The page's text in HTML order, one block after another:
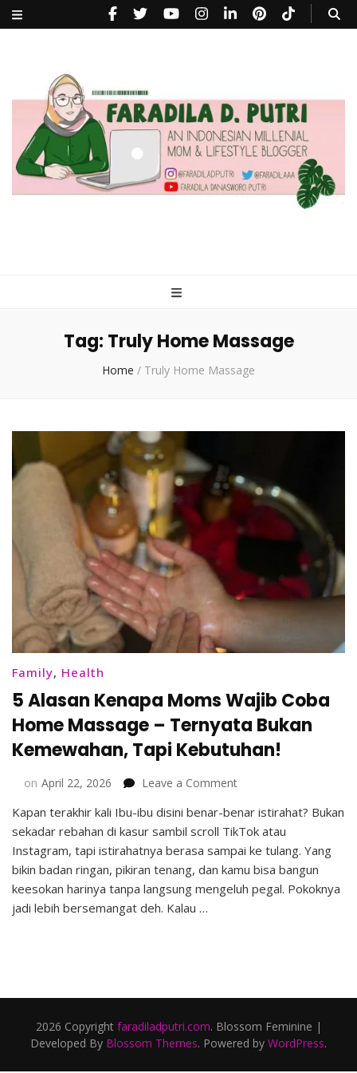
Tag: Truly Home Massage
Home / Truly Home Massage
Family, Health
5 Alasan Kenapa Moms Wajib Coba
Home Massage – Ternyata Bukan
Kemewahan, Tapi Kebutuhan!
on April 22, 2026 Leave a Commenton
Alasan
Kenapa
Moms
Wajib
Coba
Home
Tapi
Kapan terakhir kali Ibu-ibu disini benar-benar istirahat? Bukan
sekadar rebahan di kasur sambil scroll TikTok atau
Instagram, tapi istirahatnya berasa sampai ke tulang. Yang
bikin badan ringan, pikiran tenang, dan kamu bisa bangun
keesokan harinya tanpa langsung mengeluh pegal. Pokoknya
jadi lebih bersemangat deh. Kalau …
2026 Copyright faradiladputri.com. Blossom Feminine |
Developed By Blossom Themes. Powered by WordPress.